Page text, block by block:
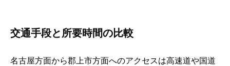
交通手段と所要時間の比較
名古屋方面から郡上市方面へのアクセスは高速道や国道